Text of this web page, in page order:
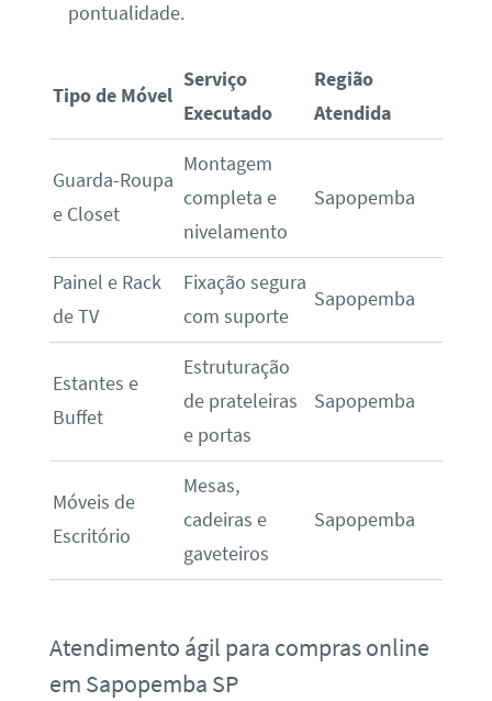
pontualidade.
Tipo de Móvel
Serviço
Executado
Região
Atendida
Guarda-Roupa
e Closet
Montagem
completa e
nivelamento
Sapopemba
Painel e Rack
de TV
Fixação segura
com suporte
Sapopemba
Estantes e
Buffet
Estruturação
de prateleiras
e portas
Sapopemba
Móveis de
Escritório
Mesas,
cadeiras e
gaveteiros
Sapopemba
Atendimento ágil para compras online
em Sapopemba SP